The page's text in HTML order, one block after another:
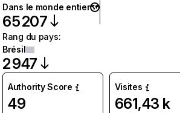
Dans le monde entier
65 207
Rang du pays:
Brésil
2 947
Authority Score
49
Visites
661,43 k